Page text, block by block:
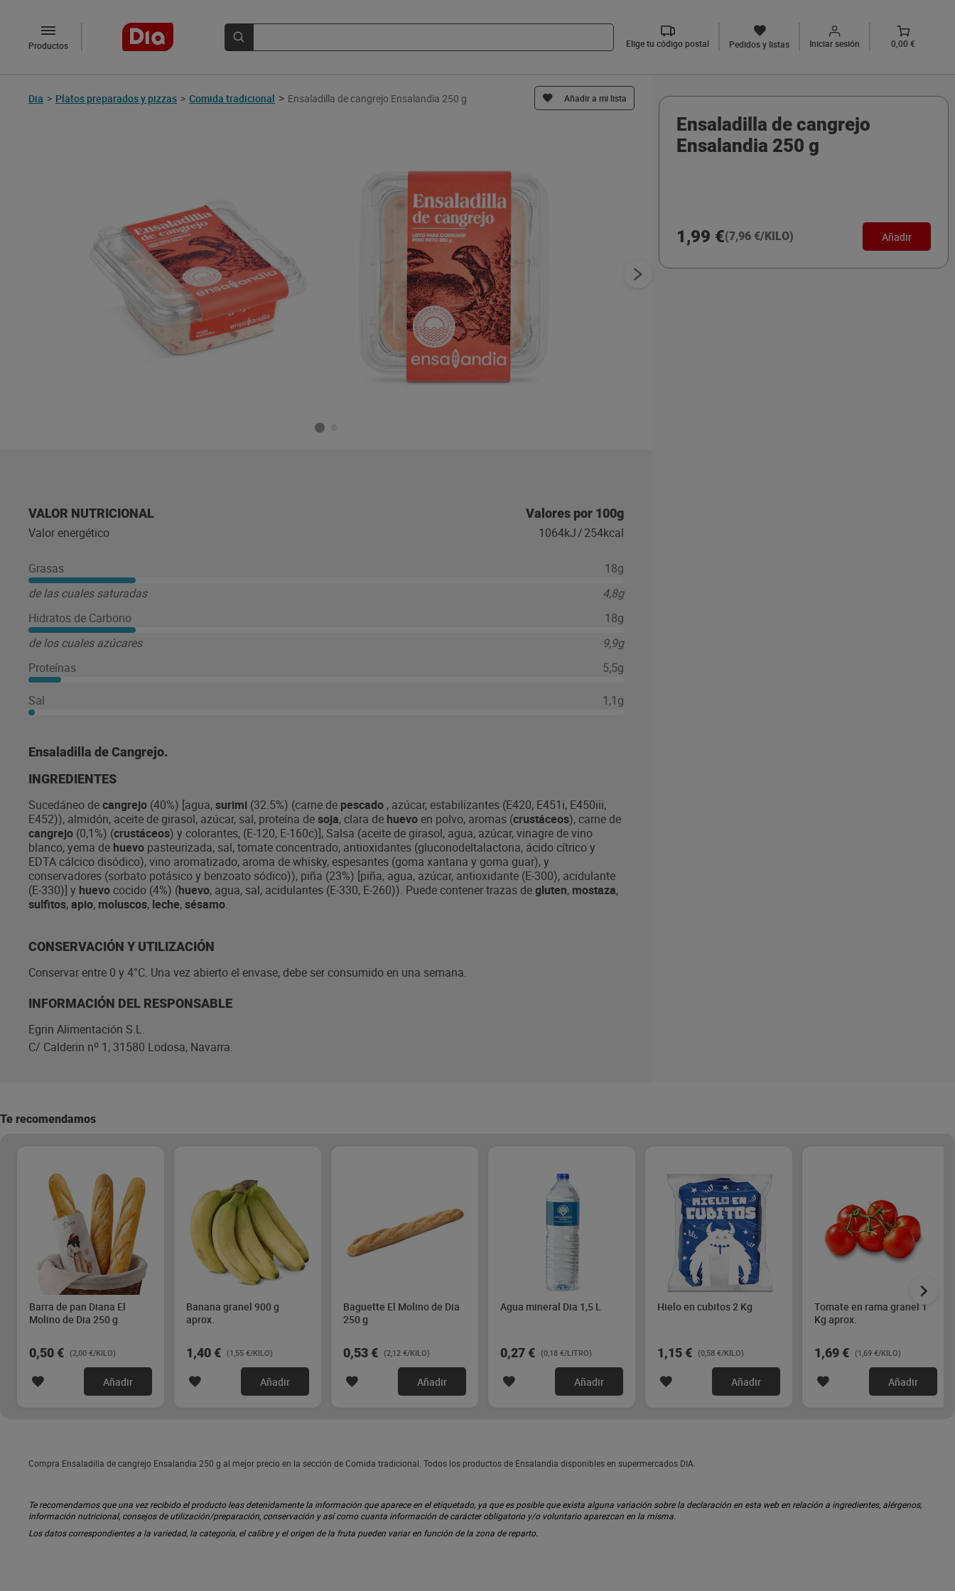
Productos Elige tu código postal Pedidos y listas Iniciar sesión 0,00 €
Dia > Platos preparados y pizzas > Comida tradicional > Ensaladilla de cangrejo Ensalandia 250 g Añadir a mi lista
VALOR NUTRICIONAL Valores por 100g
Valor energético 1064kJ/254kcal
Grasas
18g
de las cuales saturadas
4,8g
Hidratos de Carbono
18g
de los cuales azúcares
9,9g
Proteínas
5,5g
Sal 1,1g
Ensaladilla de Cangrejo.
INGREDIENTES
Sucedáneo decangrejo (40%) [agua,surimi (32.5%) (carne de pescado , azúcar, estabilizantes (E420, E451i, E450iii,
E452)), almidón, aceite de girasol, azúcar, sal, proteína desoja, clara de huevo en polvo, aromas (crustáceos), carne de
cangrejo (0,1%) (crustáceos) y colorantes, (E-120, E-160c)], Salsa (aceite de girasol, agua, azúcar, vinagre de vino
blanco, yema de huevo pasteurizada, sal, tomate concentrado, antioxidantes (gluconodeltalactona, ácido cítrico y
EDTA cálcico disódico), vino aromatizado, aroma de whisky, espesantes (goma xantana y goma guar), y
conservadores (sorbato potásico y benzoato sódico)), piña (23%) [piña, agua, azúcar, antioxidante (E-300), acidulante
(E-330)] y huevococido (4%) (huevo, agua, sal, acidulantes (E-330, E-260)). Puede contener trazas degluten, mostaza,
sulfitos,apio, moluscos, leche,sésamo.
CONSERVACIÓN Y UTILIZACIÓN
Conservar entre 0 y 4°C. Una vez abierto el envase, debe ser consumido en una semana.
INFORMACIÓN DEL RESPONSABLE
Egrin Alimentación S.L.
C/ Calderin nº 1, 31580 Lodosa, Navarra.
Ensaladilla de cangrejo
Ensalandia 250 g
1,99 €(7,96 €/KILO) Añadir
Te recomendamos
Barra de pan Diana El
Molino de Dia 250 g
0,50 € (2,00 €/KILO)
Añadir
Banana granel 900 g
aprox.
1,40 € (1,55 €/KILO)
Añadir
Baguette El Molino de Dia
250 g
0,53 € (2,12 €/KILO)
Añadir
Agua mineral Dia 1,5 L
0,27 € (0,18 €/LITRO)
Añadir
Hielo en cubitos 2 Kg
1,15 € (0,58 €/KILO)
Añadir
Tomate en rama granel 1
Kg aprox.
1,69 € (1,69 €/KILO)
Añadir
Compra Ensaladilla de cangrejo Ensalandia 250 g al mejor precio en la sección de Comida tradicional. Todos los productos de Ensalandia disponibles en supermercados DIA.
Te recomendamos que una vez recibido el producto leas detenidamente la información que aparece en el etiquetado, ya que es posible que exista alguna variación sobre la declaración en esta web en relación a ingredientes, alérgenos,
información nutricional, consejos de utilización/preparación, conservación y así como cuanta información de carácter obligatorio y/o voluntario aparezcan en la misma.
Los datos correspondientes a la variedad, la categoría, el calibre y el origen de la fruta pueden variar en función de la zona de reparto.